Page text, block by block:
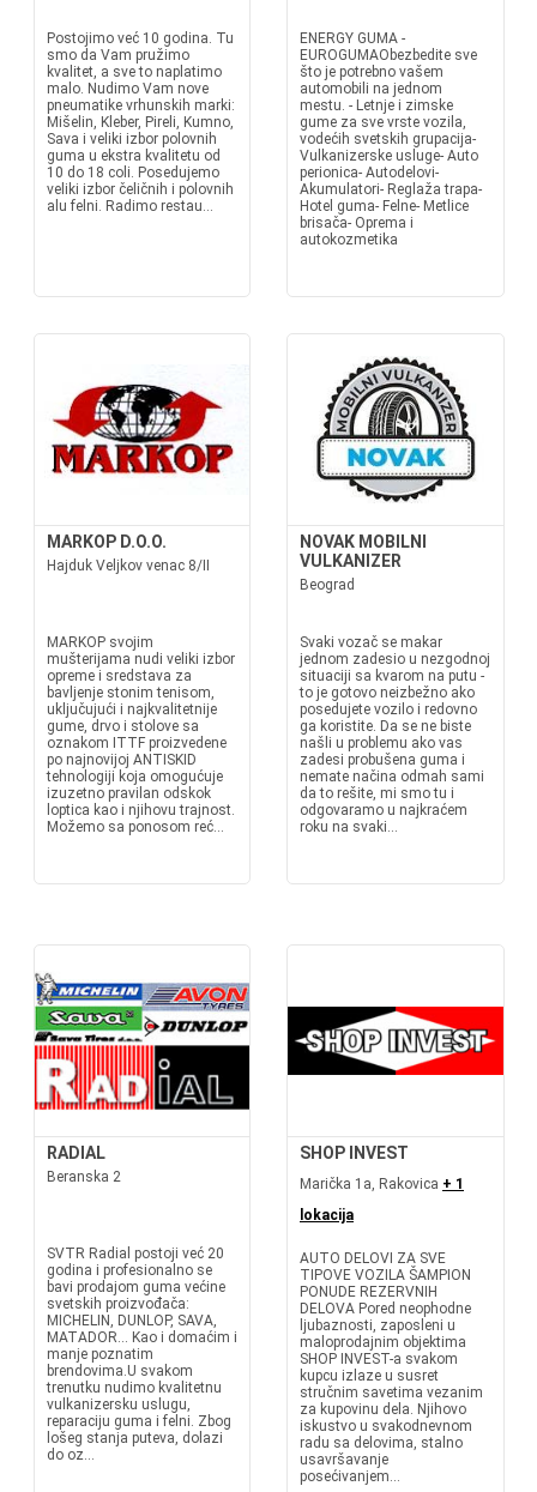
Postojimo već 10 godina. Tu
smo da Vam pružimo
kvalitet, a sve to naplatimo
malo. Nudimo Vam nove
pneumatike vrhunskih marki:
Mišelin, Kleber, Pireli, Kumno,
Sava i veliki izbor polovnih
guma u ekstra kvalitetu od
10 do 18 coli. Posedujemo
veliki izbor čeličnih i polovnih
alu felni. Radimo restau...
ENERGY GUMA -
EUROGUMAObezbedite sve
što je potrebno vašem
automobili na jednom
mestu. - Letnje i zimske
gume za sve vrste vozila,
vodećih svetskih grupacija-
Vulkanizerske usluge- Auto
perionica- Autodelovi-
Akumulatori- Reglaža trapa-
Hotel guma- Felne- Metlice
brisača- Oprema i
autokozmetika
MARKOP D.O.O.
Hajduk Veljkov venac 8/II
MARKOP svojim
mušterijama nudi veliki izbor
opreme i sredstava za
bavljenje stonim tenisom,
uključujući i najkvalitetnije
gume, drvo i stolove sa
oznakom ITTF proizvedene
po najnovijoj ANTISKID
tehnologiji koja omogućuje
izuzetno pravilan odskok
loptica kao i njihovu trajnost.
Možemo sa ponosom reć...
NOVAK MOBILNI
VULKANIZER
Beograd
Svaki vozač se makar
jednom zadesio u nezgodnoj
situaciji sa kvarom na putu -
to je gotovo neizbežno ako
posedujete vozilo i redovno
ga koristite. Da se ne biste
našli u problemu ako vas
zadesi probušena guma i
nemate načina odmah sami
da to rešite, mi smo tu i
odgovaramo u najkraćem
roku na svaki...
RADIAL
Beranska 2
SVTR Radial postoji već 20
godina i profesionalno se
bavi prodajom guma većine
svetskih proizvođača:
MICHELIN, DUNLOP, SAVA,
MATADOR... Kao i domaćim i
manje poznatim
brendovima.U svakom
trenutku nudimo kvalitetnu
vulkanizersku uslugu,
reparaciju guma i felni. Zbog
lošeg stanja puteva, dolazi
do oz...
SHOP INVEST
Marička 1a, Rakovica + 1
lokacija
AUTO DELOVI ZA SVE
TIPOVE VOZILA ŠAMPION
PONUDE REZERVNIH
DELOVA Pored neophodne
ljubaznosti, zaposleni u
maloprodajnim objektima
SHOP INVEST-a svakom
kupcu izlaze u susret
stručnim savetima vezanim
za kupovinu dela. Njihovo
iskustvo u svakodnevnom
radu sa delovima, stalno
usavršavanje
posećivanjem...